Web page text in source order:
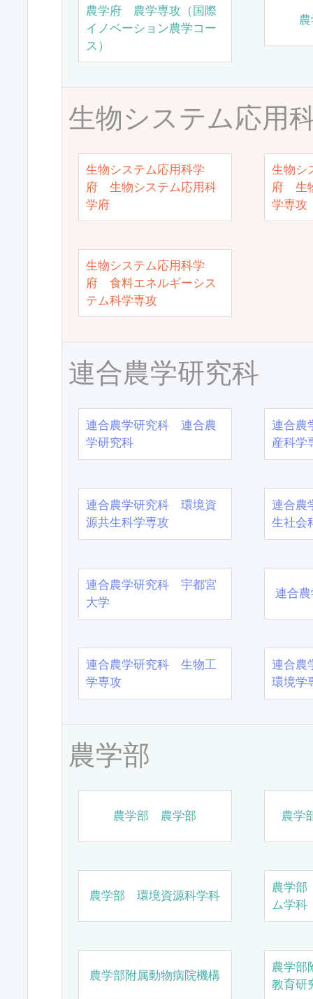
農学府 農学専攻（国際
イノベーション農学コー
ス）
生物システム応用
生物システム応用科学
府 生物システム応用科
学府
生物シ
府 生
学専攻
生物システム応用科学
府 食料エネルギーシス
テム科学専攻
連合農学研究科
連合農学研究科 連合農
学研究科
連合農
産科学
連合農学研究科 環境資
源共生科学専攻
連合農
生社会
連合農学研究科 宇都宮
大学
連合
連合農学研究科 生物工
学専攻
連合農
環境学
農学部
農学部 農学部 農学
農学部 環境資源科学科
農学
ム学科
農学部附属動物病院機構
農学部
教育研